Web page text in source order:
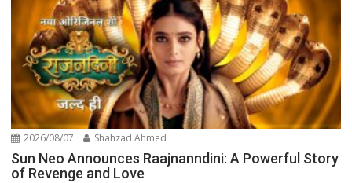
2026/08/07 Shahzad Ahmed
Sun Neo Announces Raajnanndini: A Powerful Story
of Revenge and Love